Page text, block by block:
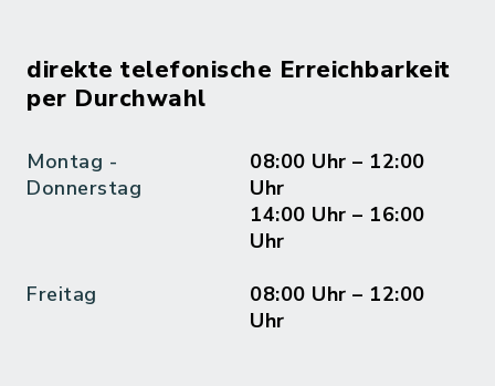
direkte telefonische Erreichbarkeit
per Durchwahl
Montag -
Donnerstag
08:00 Uhr – 12:00
Uhr
14:00 Uhr – 16:00
Uhr
Freitag
08:00 Uhr – 12:00
Uhr